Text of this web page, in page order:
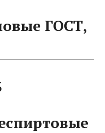
ГОСТ,